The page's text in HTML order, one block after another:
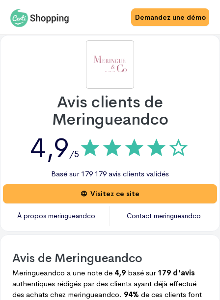
Demandez une démo
Avis clients de
Meringueandco
4,9 /5
Basé sur 179 179 avis clients validés
Visitez ce site
À propos meringueandco Contact meringueandco
Avis de Meringueandco
Meringueandco a une note de 4,9 basé sur 179 d'avis
authentiques rédigés par des clients ayant déjà effectué
des achats chez meringueandco. 94% de ces clients font